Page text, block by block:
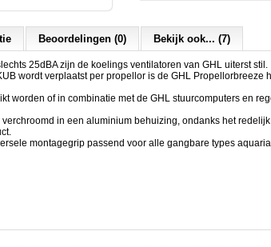
Beoordelingen (0) Bekijk ook... (7)
25dBA zijn de koelings ventilatoren van GHL uiterst stil.
wordt verplaatst per propellor is de GHL Propellorbreeze
worden of in combinatie met de GHL stuurcomputers en
in een aluminium behuizing, ondanks het
montagegrip passend voor alle gangbare types